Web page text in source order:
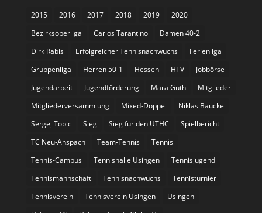
2015 2016 2017 2018 2019
2020
Bezirksoberliga
Carlos Tarantino
Damen 40-2
Dirk Rabis
Erfolgreicher Tennisnachwuchs
Ferienliga
Gruppenliga
Herren 50-1 Hessen HTV
Jobbörse
Jugendarbeit
Jugendförderung Mara Guth
Mitglieder
Mitgliederversammlung
Mixed-Doppel
Niklas Baucke
Sergej Topic
Sieg Sieg für den UTHC
Spielbericht
TC Neu-Anspach
Team-Tennis
Tennis
Tennis-Campus
Tennishalle Usingen
Tennisjugend
Tennismannschaft
Tennisnachwuchs
Tennisturnier
Tennisverein
Tennisverein Usingen
Usingen